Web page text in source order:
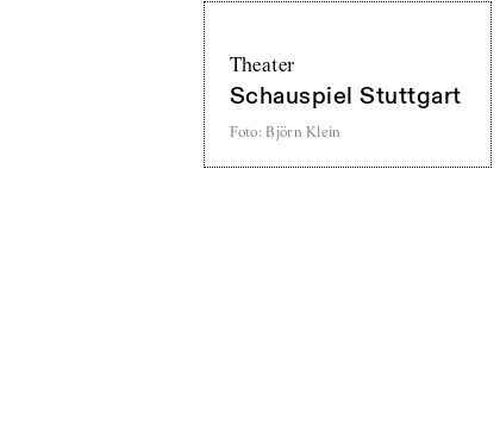
Theater
Schauspiel Stuttgart
Foto: Björn Klein